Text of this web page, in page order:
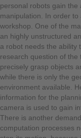
personal robots gain
manipulation. In order
workshop. One of the
an highly unstructured
a robot needs the ability
research question of the
precisely grasp objects
while there is only the
environment available.
information for the
camera is used to gain
There is another
computation processes